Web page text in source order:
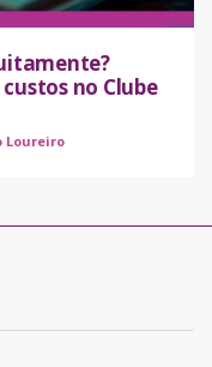
no Clube
Loureiro